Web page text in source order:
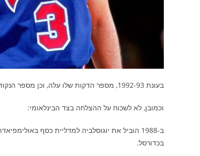
בעונת 1992-93, מספר הדקות שלו עלה, וכן מספר הנקודות ואחוזיו מהשדה. הוא נכנס לחמישית העונה השלישית באותה העונה.
וכמובן, לא לשכוח על ההצלחה בצד הבינלאומי:
בכדורסל.